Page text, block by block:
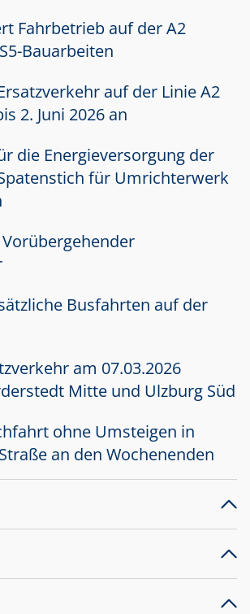
Fahrbetrieb auf der A2
Bauarbeiten
auf der Linie A2
2. Juni 2026 an
die Energieversorgung der
für Umrichterwerk
Vorübergehender
Busfahrten auf der
am 07.03.2026
Mitte und Ulzburg Süd
ohne Umsteigen in
an den Wochenenden
der Bauarbeiten am
Sperrung der Bahnstraße in